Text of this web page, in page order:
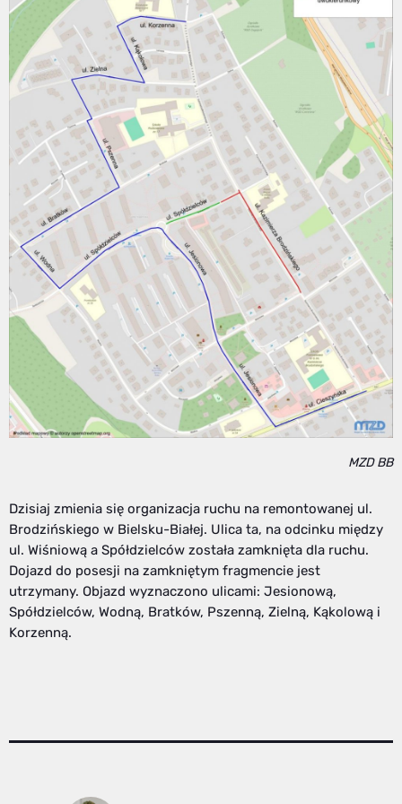
MZD BB
Dzisiaj zmienia się organizacja ruchu na remontowanej ul.
Brodzińskiego w Bielsku-Białej. Ulica ta, na odcinku między
ul. Wiśniową a Spółdzielców została zamknięta dla ruchu.
Dojazd do posesji na zamkniętym fragmencie jest
utrzymany. Objazd wyznaczono ulicami: Jesionową,
Spółdzielców, Wodną, Bratków, Pszenną, Zielną, Kąkolową i
Korzenną.